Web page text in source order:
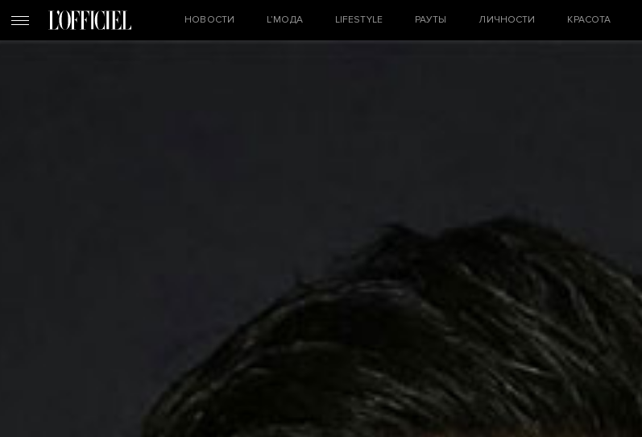
НОВОСТИ L’МОДА LIFESTYLE РАУТЫ ЛИЧНОСТИ КРАСОТА